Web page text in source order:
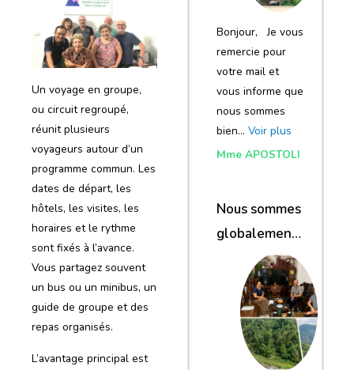
Un voyage en groupe,
ou circuit regroupé,
réunit plusieurs
voyageurs autour d’un
programme commun. Les
dates de départ, les
hôtels, les visites, les
horaires et le rythme
sont fixés à l’avance.
Vous partagez souvent
un bus ou un minibus, un
guide de groupe et des
repas organisés.
L’avantage principal est
Bonjour, Je vous
remercie pour
votre mail et
vous informe que
nous sommes
bien… Voir plus
Mme APOSTOLI
Nous sommes
globalement
satisfaits du
voyage